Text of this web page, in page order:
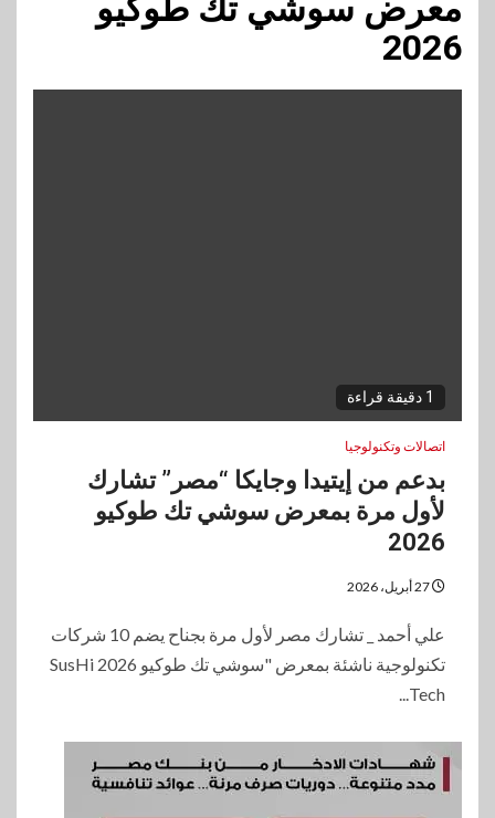
معرض سوشي تك طوكيو
2026
1 دقيقة قراءة
اتصالات وتكنولوجيا
بدعم من إيتيدا وجايكا “مصر” تشارك
لأول مرة بمعرض سوشي تك طوكيو
2026
علي أحمد _ تشارك مصر لأول مرة بجناح يضم 10 شركات
تكنولوجية ناشئة بمعرض "سوشي تك طوكيو 2026 SusHi
Tech...